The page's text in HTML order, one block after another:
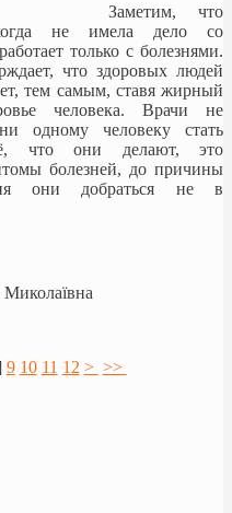
Заметим, что
не имела дело со
только с болезнями.
что здоровых людей
тем самым, ставя жирный
человека. Врачи не
одному человеку стать
что они делают, это
болезней, до причины
они добраться не в
9 10 11 12 > >>